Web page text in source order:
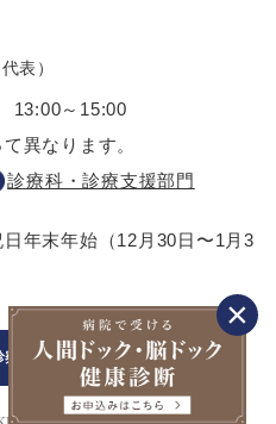
代表）
13:00～15:00
異なります。
診療科・診療支援部門
年末年始（12月30日〜1月3
察待ち案内